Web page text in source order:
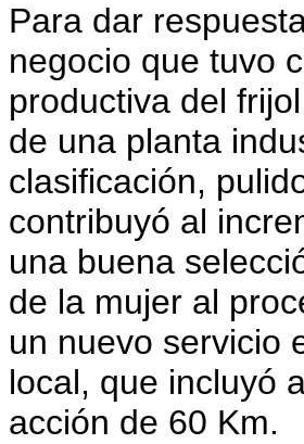
Para dar
negocio que tuvo
productiva del
de una planta
clasificación,
contribuyó al
una buena
de la mujer al
un nuevo servicio
local, que incluyó
acción de 60 Km.